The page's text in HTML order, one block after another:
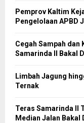
Pemprov Kaltim
Pengelolaan APBD
Cegah Sampah dan
Samarinda II Bakal
Limbah Jagung
Ternak
Teras Samarinda II
Median Jalan Bakal